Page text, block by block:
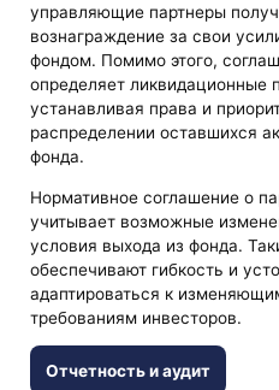
управляющие партнеры
вознаграждение за свои
фондом. Помимо этого,
определяет ликвидационные
устанавливая права и
распределении оставшихся
фонда.
Нормативное соглашение о
учитывает возможные
условия выхода из фонда.
обеспечивают гибкость и
адаптироваться к
требованиям инвесторов.
Отчетность и аудит